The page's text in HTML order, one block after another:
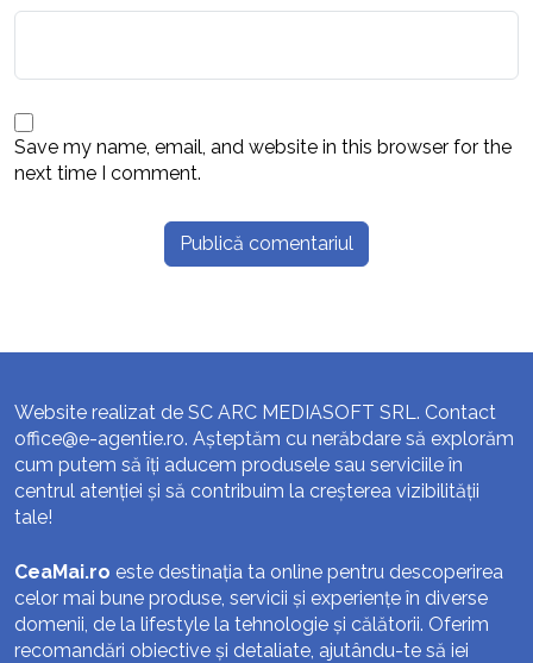
Save my name, email, and website in this browser for the
next time I comment.
Website realizat de SC ARC MEDIASOFT SRL. Contact
office@e-agentie.ro. Așteptăm cu nerăbdare să explorăm
cum putem să îți aducem produsele sau serviciile în
centrul atenției și să contribuim la creșterea vizibilității
tale!
CeaMai.ro este destinația ta online pentru descoperirea
celor mai bune produse, servicii și experiențe în diverse
domenii, de la lifestyle la tehnologie și călătorii. Oferim
recomandări obiective și detaliate, ajutându-te să iei